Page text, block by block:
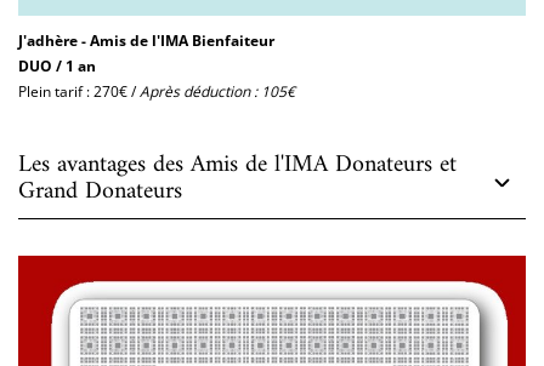
J'adhère - Amis de l'IMA Bienfaiteur
DUO / 1 an
Plein tarif : 270€ /Après déduction : 105€
Les avantages des Amis de l'IMA Donateurs et
Grand Donateurs